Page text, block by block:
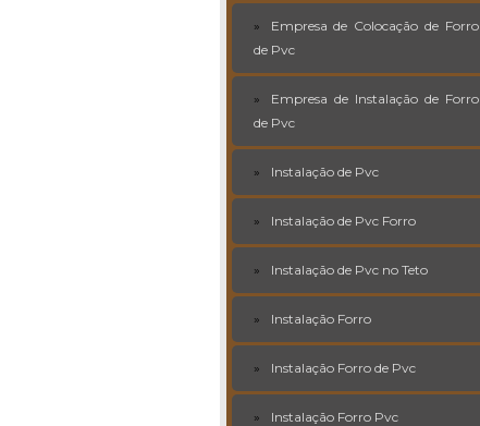
Empresa de Colocação de Forro
de Pvc
Empresa de Instalação de Forro
de Pvc
Instalação de Pvc
Instalação de Pvc Forro
Instalação de Pvc no Teto
Instalação Forro
Instalação Forro de Pvc
Instalação Forro Pvc